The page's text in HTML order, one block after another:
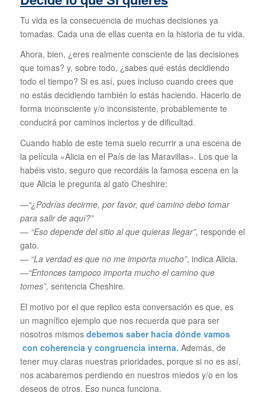
Tu vida es la consecuencia de muchas decisiones ya
tomadas. Cada una de ellas cuenta en la historia de tu vida.
Ahora, bien, ¿eres realmente consciente de las decisiones
que tomas? y, sobre todo, ¿sabes qué estás decidiendo
todo el tiempo? Si es así, pues incluso cuando crees que
no estás decidiendo también lo estás haciendo. Hacerlo de
forma inconsciente y/o inconsistente, probablemente te
conducirá por caminos inciertos y de dificultad.
Cuando hablo de este tema suelo recurrir a una escena de
la película «Alicia en el País de las Maravillas». Los que la
habéis visto, seguro que recordáis la famosa escena en la
que Alicia le pregunta al gato Cheshire:
—“¿Podrías decirme, por favor, qué camino debo tomar
para salir de aquí?”
— “Eso depende del sitio al que quieras llegar”, responde el
gato.
— “La verdad es que no me importa mucho”, indica Alicia.
—“Entonces tampoco importa mucho el camino que
tomes”, sentencia Cheshire.
El motivo por el que replico esta conversación es que, es
un magnífico ejemplo que nos recuerda que para ser
nosotros mismos debemos saber hacía dónde vamos
con coherencia y congruencia interna. Además, de
tener muy claras nuestras prioridades, porque si no es así,
nos acabaremos perdiendo en nuestros miedos y/o en los
deseos de otros. Eso nunca funciona.